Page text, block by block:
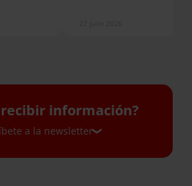
información?
a la newsletter